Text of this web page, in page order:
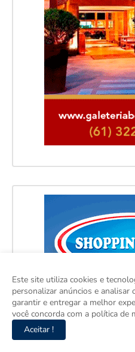
Este site utiliza cookies e
personalizar anúncios e
garantir e entregar a melhor
você concorda com a política de
Aceitar !